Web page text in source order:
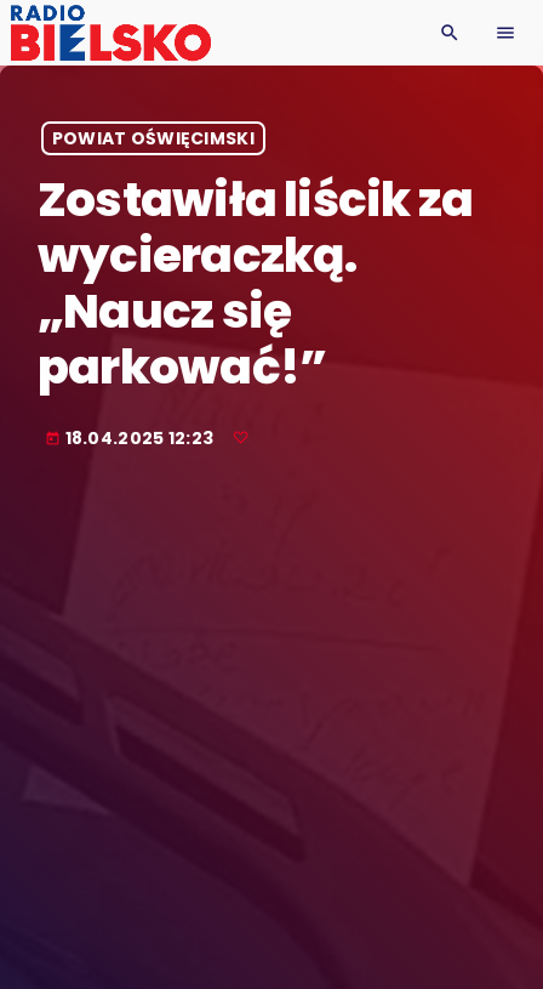
search menu
POWIAT OŚWIĘCIMSKI
Zostawiła liścik za
wycieraczką.
„Naucz się
parkować!”
today 18.04.2025 12:23